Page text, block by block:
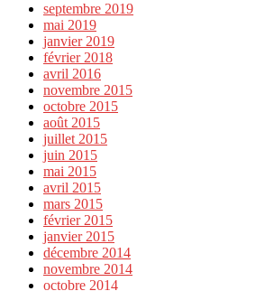
septembre 2019
mai 2019
janvier 2019
février 2018
avril 2016
novembre 2015
octobre 2015
août 2015
juillet 2015
juin 2015
mai 2015
avril 2015
mars 2015
février 2015
janvier 2015
décembre 2014
novembre 2014
octobre 2014